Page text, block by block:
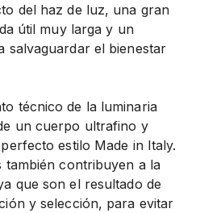
del haz de luz, una gran
útil muy larga y un
salvaguardar el bienestar
técnico de la luminaria
un cuerpo ultrafino y
estilo Made in Italy.
también contribuyen a la
que son el resultado de
y selección, para evitar